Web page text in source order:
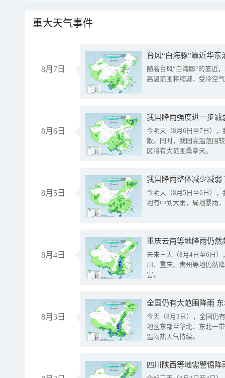
重大天气事件
8月7日
台风“白海豚”靠近华
随着台风“白海豚”的靠近
高温范围将缩减，受冷空
8月6日
今明天（8月6日至7日）
散。同时，我国高温范围
区将有大范围桑拿天。
8月5日
我国降雨整体减少减弱
今明天（8月5日至6日）
地有中到大雨，局地暴雨
8月4日
重庆云南等地降雨仍然
未来三天（8月4日至6日
川、重庆、贵州等地仍然
害。
8月3日
全国仍有大范围降雨
今天（8月3日），全国仍
地区东部至华北、东北一
温闷热天气持续。